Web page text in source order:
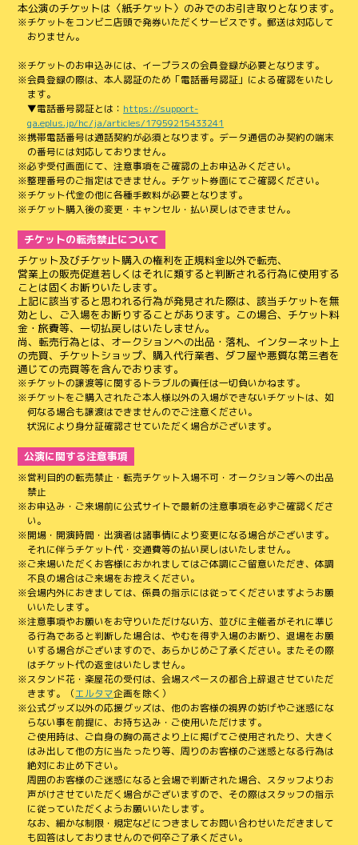
本公演のチケットは〈紙チケット〉のみでのお引き取りとなります。
チケットをコンビニ店頭で発券いただくサービスです。郵送は対応して
おりません。
チケットのお申込みには、イープラスの会員登録が必要となります。
会員登録の際は、本人認証のため「電話番号認証」による確認をいたし
ます。
▼電話番号認証とは： https://support-
qa.eplus.jp/hc/ja/articles/17959215433241
携帯電話番号は通話契約が必須となります。データ通信のみ契約の端末
の番号には対応しておりません。
必ず受付画面にて、注意事項をご確認の上お申込みください。
整理番号のご指定はできません。チケット券面にてご確認ください。
チケット代金の他に各種手数料が必要となります。
チケット購入後の変更・キャンセル・払い戻しはできません。
チケットの転売禁止について
チケット及びチケット購入の権利を正規料金以外で転売、
営業上の販売促進若しくはそれに類すると判断される行為に使用する
ことは固くお断りいたします。
上記に該当すると思われる行為が発見された際は、該当チケットを無
効とし、ご入場をお断りすることがあります。この場合、チケット料
金・旅費等、一切払戻しはいたしません。
尚、転売行為とは、オークションへの出品・落札、インターネット上
の売買、チケットショップ、購入代行業者、ダフ屋や悪質な第三者を
通じての売買等を含んでおります。
チケットの譲渡等に関するトラブルの責任は一切負いかねます。
チケットをご購入されたご本人様以外の入場ができないチケットは、如
何なる場合も譲渡はできませんのでご注意ください。
状況により身分証確認させていただく場合がございます。
公演に関する注意事項
営利目的の転売禁止・転売チケット入場不可・オークション等への出品
禁止
お申込み・ご来場前に公式サイトで最新の注意事項を必ずご確認くださ
い。
開場・開演時間・出演者は諸事情により変更になる場合がございます。
それに伴うチケット代・交通費等の払い戻しはいたしません。
ご来場いただくお客様におかれましてはご体調にご留意いただき、体調
不良の場合はご来場をお控えください。
会場内外におきましては、係員の指示には従ってくださいますようお願
いいたします。
注意事項やお願いをお守りいただけない方、並びに主催者がそれに準じ
る行為であると判断した場合は、やむを得ず入場のお断り、退場をお願
いする場合がございますので、あらかじめご了承ください。またその際
はチケット代の返金はいたしません。
スタンド花・楽屋花の受付は、会場スペースの都合上辞退させていただ
きます。（エルタマ企画を除く）
公式グッズ以外の応援グッズは、他のお客様の視界の妨げやご迷惑にな
らない事を前提に、お持ち込み・ご使用いただけます。
ご使用時は、ご自身の胸の高さより上に掲げてご使用されたり、大きく
はみ出して他の方に当たったり等、周りのお客様のご迷惑となる行為は
絶対にお止め下さい。
周囲のお客様のご迷惑になると会場で判断された場合、スタッフよりお
声がけさせていただく場合がございますので、その際はスタッフの指示
に従っていただくようお願いいたします。
なお、細かな制限・規定などにつきましてお問い合わせいただきまして
も回答はしておりませんので何卒ご了承ください。